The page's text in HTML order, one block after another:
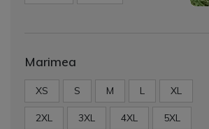
Marimea
XS S M L XL
2XL 3XL 4XL 5XL